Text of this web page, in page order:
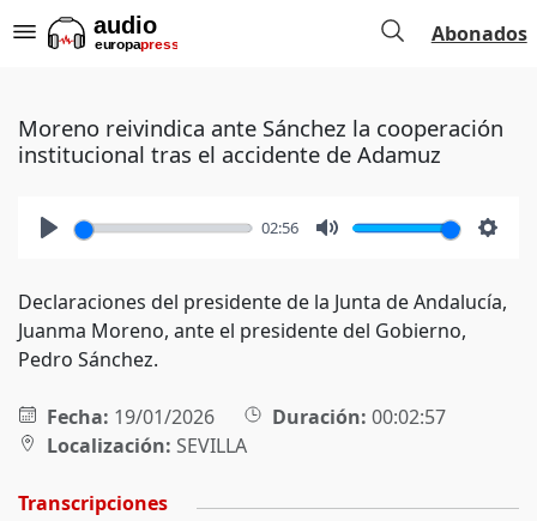
Abonados
Moreno reivindica ante Sánchez la cooperación
institucional tras el accidente de Adamuz
02:56
Declaraciones del presidente de la Junta de Andalucía,
Juanma Moreno, ante el presidente del Gobierno,
Pedro Sánchez.
Fecha: 19/01/2026 Duración: 00:02:57
Localización: SEVILLA
Transcripciones